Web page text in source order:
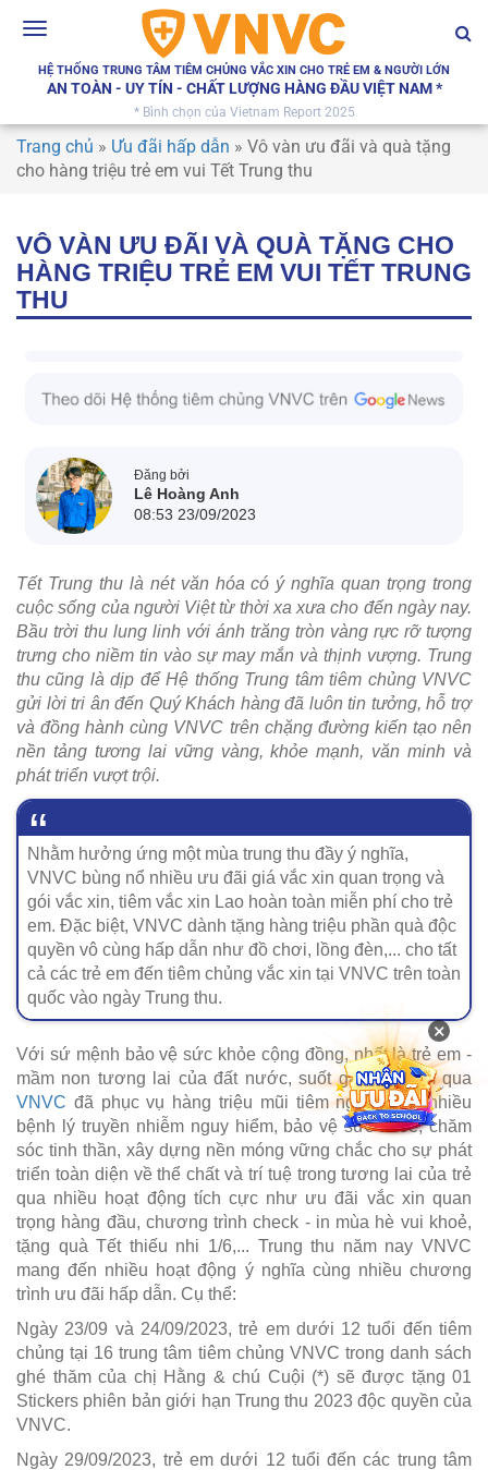
Toggle
HỆ THỐNG TRUNG TÂM TIÊM CHỦNG VẮC XIN CHO TRẺ EM & NGƯỜI LỚN
AN TOÀN - UY TÍN - CHẤT LƯỢNG HÀNG ĐẦU VIỆT NAM *
* Bình chọn của Vietnam Report 2025
Trang chủ » Ưu đãi hấp dẫn » Vô vàn ưu đãi và quà tặng
cho hàng triệu trẻ em vui Tết Trung thu
VÔ VÀN ƯU ĐÃI VÀ QUÀ TẶNG CHO
HÀNG TRIỆU TRẺ EM VUI TẾT TRUNG
THU
Đăng bởi
Lê Hoàng Anh
08:53 23/09/2023
Tết Trung thu là nét văn hóa có ý nghĩa quan trọng trong
cuộc sống của người Việt từ thời xa xưa cho đến ngày nay.
Bầu trời thu lung linh với ánh trăng tròn vàng rực rỡ tượng
trưng cho niềm tin vào sự may mắn và thịnh vượng. Trung
thu cũng là dịp để Hệ thống Trung tâm tiêm chủng VNVC
gửi lời tri ân đến Quý Khách hàng đã luôn tin tưởng, hỗ trợ
và đồng hành cùng VNVC trên chặng đường kiến tạo nên
nền tảng tương lai vững vàng, khỏe mạnh, văn minh và
phát triển vượt trội.
Nhằm hưởng ứng một mùa trung thu đầy ý nghĩa,
VNVC bùng nổ nhiều ưu đãi giá vắc xin quan trọng và
gói vắc xin, tiêm vắc xin Lao hoàn toàn miễn phí cho trẻ
em. Đặc biệt, VNVC dành tặng hàng triệu phần quà độc
quyền vô cùng hấp dẫn như đồ chơi, lồng đèn,... cho tất
cả các trẻ em đến tiêm chủng vắc xin tại VNVC trên toàn
quốc vào ngày Trung thu.
Với sứ mệnh bảo vệ sức khỏe cộng đồng, nhất là trẻ em -
mầm non tương lai của đất nước, suốt gần 10 năm qua
VNVC đã phục vụ hàng triệu mũi tiêm ngăn chặn nhiều
bệnh lý truyền nhiễm nguy hiểm, bảo vệ sức khỏe, chăm
sóc tinh thần, xây dựng nền móng vững chắc cho sự phát
triển toàn diện về thể chất và trí tuệ trong tương lai của trẻ
qua nhiều hoạt động tích cực như ưu đãi vắc xin quan
trọng hàng đầu, chương trình check - in mùa hè vui khoẻ,
tặng quà Tết thiếu nhi 1/6,... Trung thu năm nay VNVC
mang đến nhiều hoạt động ý nghĩa cùng nhiều chương
trình ưu đãi hấp dẫn. Cụ thể:
Ngày 23/09 và 24/09/2023, trẻ em dưới 12 tuổi đến tiêm
chủng tại 16 trung tâm tiêm chủng VNVC trong danh sách
ghé thăm của chị Hằng & chú Cuội (*) sẽ được tặng 01
Stickers phiên bản giới hạn Trung thu 2023 độc quyền của
VNVC.
Ngày 29/09/2023, trẻ em dưới 12 tuổi đến các trung tâm
×